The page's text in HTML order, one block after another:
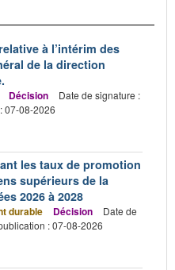
à l’intérim des
de la direction
Décision
Date de signature :
07-08-2026
les taux de promotion
supérieurs de la
2026 à 2028
durable Décision
Date de
: 07-08-2026